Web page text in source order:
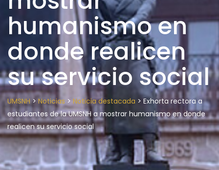
humanismo en
donde realicen
su servicio social
UMSNH> Noticias > Noticia destacada > Exhorta rectora a
estudiantes de la UMSNH a mostrar humanismo en donde
realicen su servicio social